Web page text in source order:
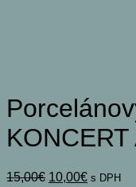
15,00€ Pôvodná
10,00€Aktuálna
s DPH